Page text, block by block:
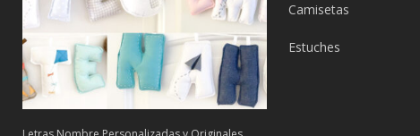
Camisetas
Estuches